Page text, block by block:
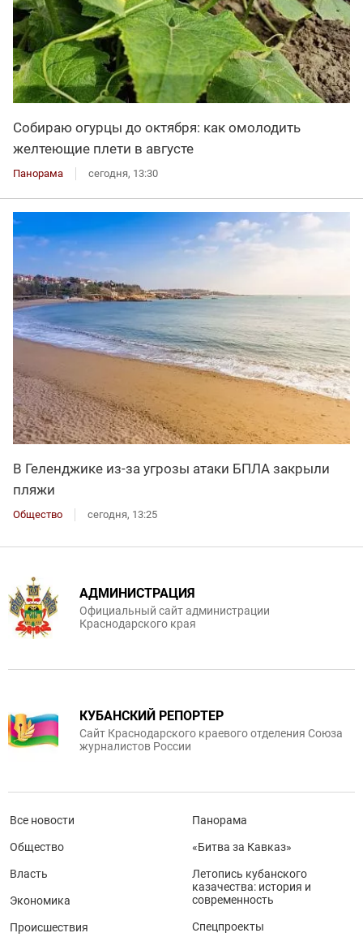
Собираю огурцы до октября: как омолодить
желтеющие плети в августе
Панорама сегодня, 13:30
В Геленджике из-за угрозы атаки БПЛА закрыли
пляжи
Общество сегодня, 13:25
АДМИНИСТРАЦИЯ
Официальный сайт администрации
Краснодарского края
КУБАНСКИЙ РЕПОРТЕР
Сайт Краснодарского краевого отделения Союза
журналистов России
Все новости
Общество
Власть
Экономика
Происшествия
Панорама
«Битва за Кавказ»
Летопись кубанского
казачества: история и
современность
Спецпроекты